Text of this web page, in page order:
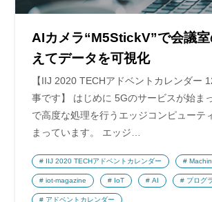
AIカメラ“M5StickV”で会議
えてデータを可視化
【IIJ 2020 TECHアドベントカレンダー
事です】 はじめに 5Gのサービスが始ま
で高度な処理を行うエッジコンピューテ
まっています。 エッジ…
IIJ 2020 TECHアドベントカレンダー
iot-magazine IoT AI プログ
アドベントカレンダー